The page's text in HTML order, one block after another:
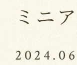
ミニ